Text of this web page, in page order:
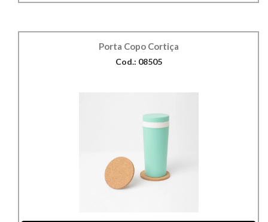
Porta Copo Cortiça
Cod.: 08505